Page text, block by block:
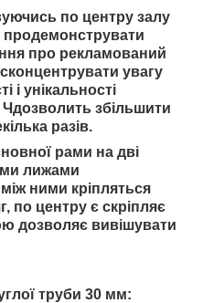
по центру залу
продемонструвати
про рекламований
увагу
і унікальності
дозволить збільшити
разів.
рами на дві
лижами
ними кріпляться
по центру є скріпляє
дозволяє вивішувати
труби 30 мм: